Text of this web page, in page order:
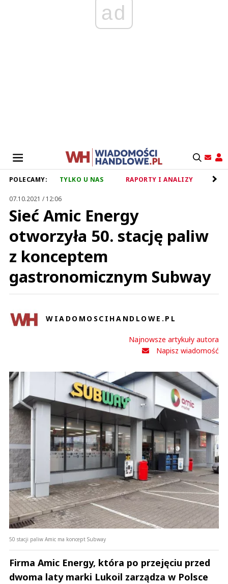
ad
POLECAMY: TYLKO U NAS RAPORTY I ANALIZY
07.10.2021 / 12:06
Sieć Amic Energy
otworzyła 50. stację paliw
z konceptem
gastronomicznym Subway
WIADOMOSCIHANDLOWE.PL
Najnowsze artykuły autora
Napisz wiadomość
50 stacji paliw Amic ma koncept Subway
Firma Amic Energy, która po przejęciu przed
dwoma laty marki Lukoil zarządza w Polsce